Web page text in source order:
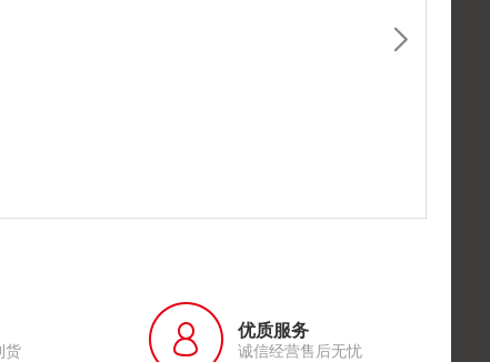
货
优质服务
诚信经营售后无忧